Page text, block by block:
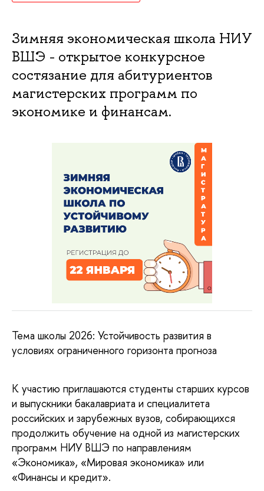
Зимняя экономическая школа НИУ
ВШЭ - открытое конкурсное
состязание для абитуриентов
магистерских программ по
экономике и финансам.
Тема школы 2026: Устойчивость развития в
условиях ограниченного горизонта прогноза
К участию приглашаются студенты старших курсов
и выпускники бакалавриата и специалитета
российских и зарубежных вузов, собирающихся
продолжить обучение на одной из магистерских
программ НИУ ВШЭ по направлениям
«Экономика», «Мировая экономика» или
«Финансы и кредит».